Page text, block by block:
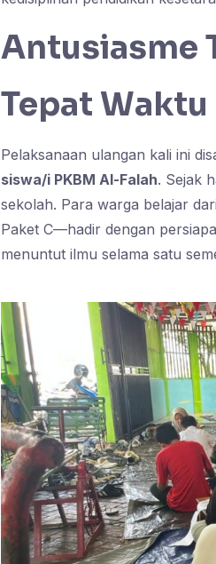
Antusiasme
Tepat Waktu
Pelaksanaan ulangan kali ini
siswa/i PKBM Al-Falah. Sejak
sekolah. Para warga belajar
Paket C—hadir dengan
menuntut ilmu selama satu